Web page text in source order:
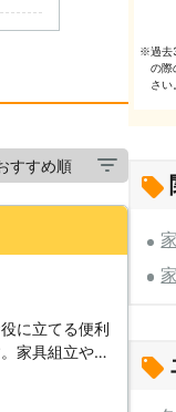
に立てる便利
家具組立や移
を持ってしっ
の改修なども
※過去
の際
さい。